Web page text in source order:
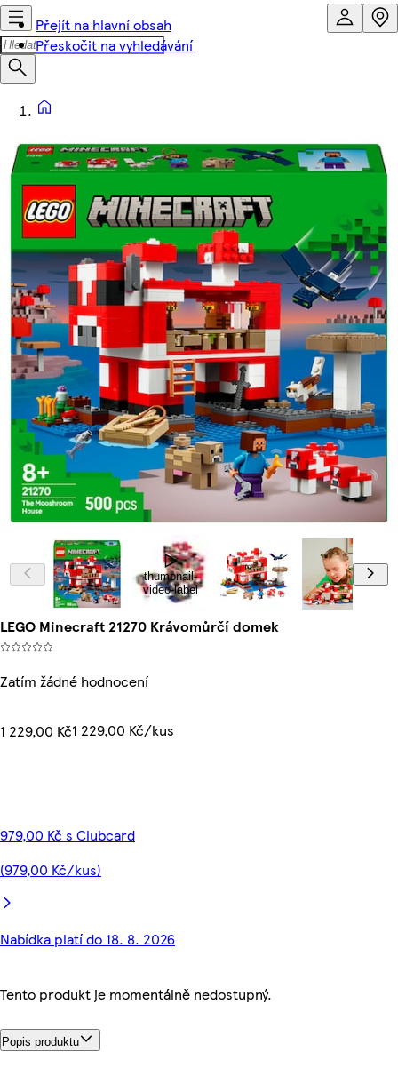
Přejít na hlavní obsah
Přeskočit na vyhledávání
thumbnail-
video-label
LEGO Minecraft 21270 Krávomůrčí domek
Zatím žádné hodnocení
1 229,00 Kč1 229,00 Kč/kus
979,00 Kč s Clubcard
(979,00 Kč/kus)
Nabídka platí do 18. 8. 2026
Tento produkt je momentálně nedostupný.
Popis produktu